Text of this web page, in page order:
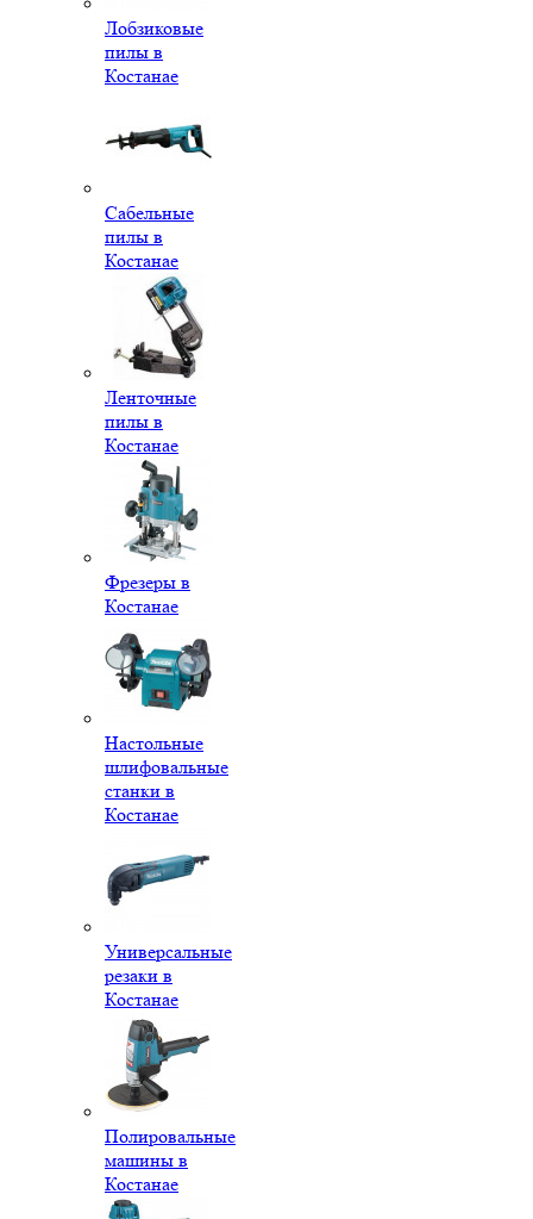
Лобзиковые
пилы в
Костанае
Сабельные
пилы в
Костанае
Ленточные
пилы в
Костанае
Фрезеры в
Костанае
Настольные
шлифовальные
станки в
Костанае
Универсальные
резаки в
Костанае
Полировальные
машины в
Костанае